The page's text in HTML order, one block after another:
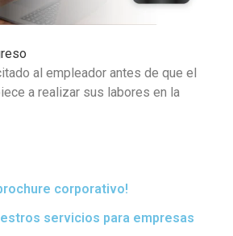
Periódicos o anuales
si existen problemas de salud
en el transcurso de sus
corporativo!
servicios para empresas